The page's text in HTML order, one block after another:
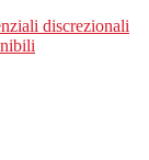
discrezionali